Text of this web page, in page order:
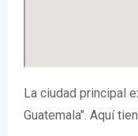
La ciudad principal
Guatemala". Aquí